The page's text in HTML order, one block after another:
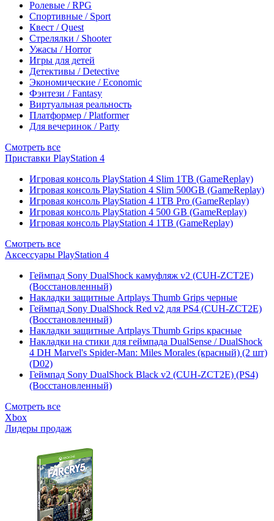
Ролевые / RPG
Спортивные / Sport
Квест / Quest
Стрелялки / Shooter
Ужасы / Horror
Игры для детей
Детективы / Detective
Экономические / Economic
Фэнтези / Fantasy
Виртуальная реальность
Платформер / Platformer
Для вечеринок / Party
Смотреть все
Приставки PlayStation 4
Игровая консоль PlayStation 4 Slim 1TB (GameReplay)
Игровая консоль PlayStation 4 Slim 500GB (GameReplay)
Игровая консоль PlayStation 4 1TB Pro (GameReplay)
Игровая консоль PlayStation 4 500 GB (GameReplay)
Игровая консоль PlayStation 4 1TB (GameReplay)
Смотреть все
Аксессуары PlayStation 4
Геймпад Sony DualShock камуфляж v2 (CUH-ZCT2E)
(Восстановленный)
Накладки защитные Artplays Thumb Grips черные
Геймпад Sony DualShock Red v2 для PS4 (CUH-ZCT2E)
(Восстановленный)
Накладки защитные Artplays Thumb Grips красные
Накладки на стики для геймпада DualSense / DualShock
4 DH Marvel's Spider-Man: Miles Morales (красный) (2 шт)
(D02)
Геймпад Sony DualShock Black v2 (CUH-ZCT2E) (PS4)
(Восстановленный)
Смотреть все
Xbox
Лидеры продаж